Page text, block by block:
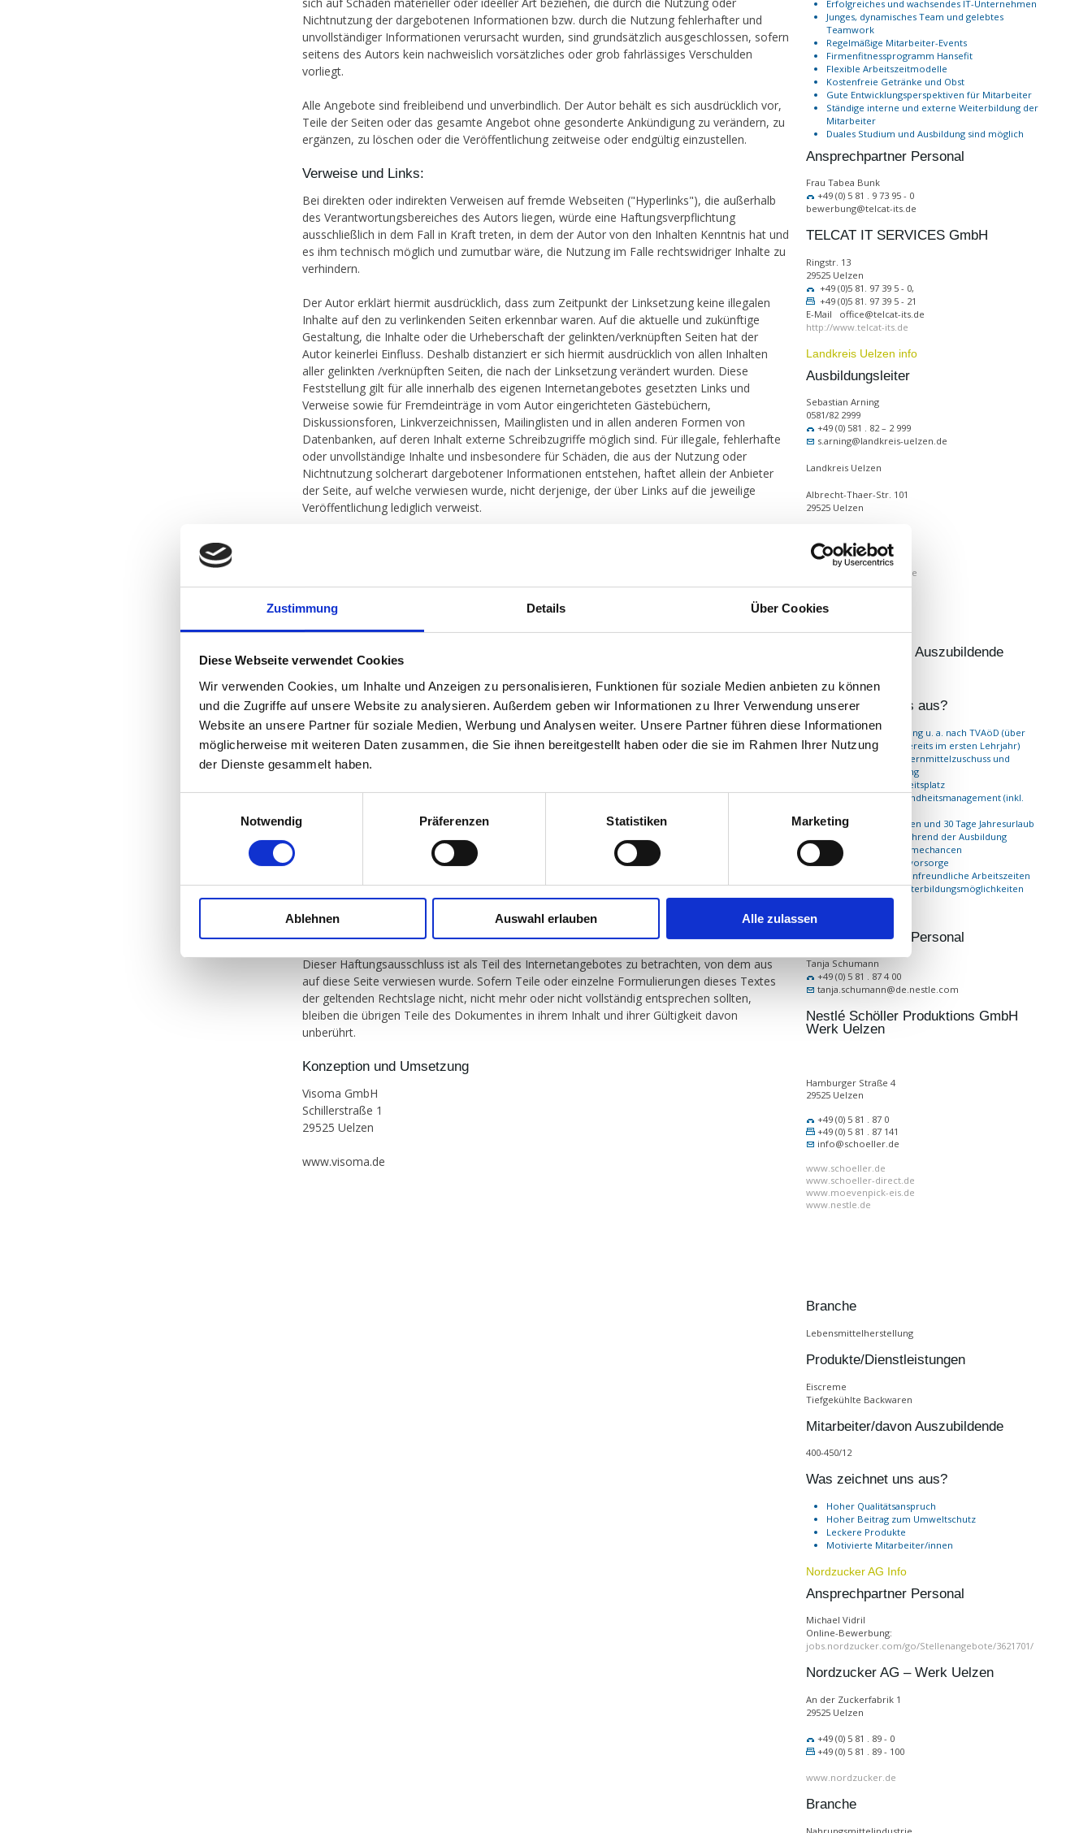
Zustimmung Details Über Cookies
Diese Webseite verwendet Cookies
Wir verwenden Cookies, um Inhalte und Anzeigen zu personalisieren, Funktionen für soziale Medien anbieten zu können
und die Zugriffe auf unsere Website zu analysieren. Außerdem geben wir Informationen zu Ihrer Verwendung unserer
Website an unsere Partner für soziale Medien, Werbung und Analysen weiter. Unsere Partner führen diese Informationen
möglicherweise mit weiteren Daten zusammen, die Sie ihnen bereitgestellt haben oder die sie im Rahmen Ihrer Nutzung
der Dienste gesammelt haben.
Notwendig
Präferenzen Statistiken Marketing
Ablehnen Auswahl erlauben Alle zulassen
Erfolgreiches und wachsendes IT-Unternehmen
Junges, dynamisches Team und gelebtes
Teamwork
Regelmäßige Mitarbeiter-Events
Firmenfitnessprogramm Hansefit
Flexible Arbeitszeitmodelle
Kostenfreie Getränke und Obst
Gute Entwicklungsperspektiven für Mitarbeiter
Ständige interne und externe Weiterbildung der
Mitarbeiter
Duales Studium und Ausbildung sind möglich
Ansprechpartner Personal
Frau Tabea Bunk
+49 (0) 5 81 . 9 73 95 - 0
bewerbung@telcat-its.de
TELCAT IT SERVICES GmbH
Ringstr. 13
29525 Uelzen
+49 (0)5 81. 97 39 5 - 0,
+49 (0)5 81. 97 39 5 - 21
E-Mail office@telcat-its.de
http://www.telcat-its.de
Landkreis Uelzen info
Ausbildungsleiter
Sebastian Arning
0581/82 2999
+49 (0) 581 . 82 – 2 999
s.arning@landkreis-uelzen.de
Landkreis Uelzen
Albrecht-Thaer-Str. 101
29525 Uelzen
+49 (0) 581 . 82 – 4 45
www.landkreis-uelzen.de
Mitarbeiter/davon Auszubildende
Was zeichnet uns aus?
Ausbildungsvergütung u. a. nach TVAöD (über
1.200,00 € Brutto bereits im ersten Lehrjahr)
Abschlussprämie, Lernmittelzuschuss und
Jahressonderzahlung
Krisensicherer Arbeitsplatz
Betriebliches Gesundheitsmanagement (inkl.
Flexible Arbeitszeiten und 30 Tage Jahresurlaub
Enge Betreuung während der Ausbildung
Sehr gute Übernahmechancen
Betriebliche Altersvorsorge
Flexible und familienfreundliche Arbeitszeiten
Gute Fort- und Weiterbildungsmöglichkeiten
Nestlé Schöller Info
Ansprechpartner Personal
Tanja Schumann
+49 (0) 5 81 . 87 4 00
tanja.schumann@de.nestle.com
Nestlé Schöller Produktions GmbH
Werk Uelzen
Hamburger Straße 4
29525 Uelzen
+49 (0) 5 81 . 87 0
+49 (0) 5 81 . 87 141
info@schoeller.de
www.schoeller.de
www.schoeller-direct.de
www.moevenpick-eis.de
www.nestle.de
Branche
Lebensmittelherstellung
Produkte/Dienstleistungen
Eiscreme
Tiefgekühlte Backwaren
Mitarbeiter/davon Auszubildende
400-450/12
Was zeichnet uns aus?
Hoher Qualitätsanspruch
Hoher Beitrag zum Umweltschutz
Leckere Produkte
Motivierte Mitarbeiter/innen
Nordzucker AG Info
Ansprechpartner Personal
Michael Vidril
Online-Bewerbung:
jobs.nordzucker.com/go/Stellenangebote/3621701/
Nordzucker AG – Werk Uelzen
An der Zuckerfabrik 1
29525 Uelzen
+49 (0) 5 81 . 89 - 0
+49 (0) 5 81 . 89 - 100
www.nordzucker.de
Branche
Nichtnutzung der dargebotenen Informationen bzw. durch die Nutzung fehlerhafter und
unvollständiger Informationen verursacht wurden, sind grundsätzlich ausgeschlossen, sofern
seitens des Autors kein nachweislich vorsätzliches oder grob fahrlässiges Verschulden
vorliegt.
Alle Angebote sind freibleibend und unverbindlich. Der Autor behält es sich ausdrücklich vor,
Teile der Seiten oder das gesamte Angebot ohne gesonderte Ankündigung zu verändern, zu
ergänzen, zu löschen oder die Veröffentlichung zeitweise oder endgültig einzustellen.
Verweise und Links:
Bei direkten oder indirekten Verweisen auf fremde Webseiten ("Hyperlinks"), die außerhalb
des Verantwortungsbereiches des Autors liegen, würde eine Haftungsverpflichtung
ausschließlich in dem Fall in Kraft treten, in dem der Autor von den Inhalten Kenntnis hat und
es ihm technisch möglich und zumutbar wäre, die Nutzung im Falle rechtswidriger Inhalte zu
verhindern.
Der Autor erklärt hiermit ausdrücklich, dass zum Zeitpunkt der Linksetzung keine illegalen
Inhalte auf den zu verlinkenden Seiten erkennbar waren. Auf die aktuelle und zukünftige
Gestaltung, die Inhalte oder die Urheberschaft der gelinkten/verknüpften Seiten hat der
Autor keinerlei Einfluss. Deshalb distanziert er sich hiermit ausdrücklich von allen Inhalten
aller gelinkten /verknüpften Seiten, die nach der Linksetzung verändert wurden. Diese
Feststellung gilt für alle innerhalb des eigenen Internetangebotes gesetzten Links und
Verweise sowie für Fremdeinträge in vom Autor eingerichteten Gästebüchern,
Diskussionsforen, Linkverzeichnissen, Mailinglisten und in allen anderen Formen von
Datenbanken, auf deren Inhalt externe Schreibzugriffe möglich sind. Für illegale, fehlerhafte
oder unvollständige Inhalte und insbesondere für Schäden, die aus der Nutzung oder
Nichtnutzung solcherart dargebotener Informationen entstehen, haftet allein der Anbieter
der Seite, auf welche verwiesen wurde, nicht derjenige, der über Links auf die jeweilige
Veröffentlichung lediglich verweist.
Tondokumente, Videosequenzen und Texte zu beachten, von ihm selbst erstellte Grafiken,
Tondokumente, Videosequenzen und Texte zu nutzen oder auf lizenzfreie Grafiken,
Tondokumente, Videosequenzen und Texte zurückzugreifen.
Alle innerhalb des Internetangebotes genannten und ggf. durch Dritte geschützten Marken-
Kennzeichenrechts und den Besitzrechten der jeweiligen eingetragenen Eigentümer. Allein
aufgrund der bloßen Nennung ist nicht der Schluss zu ziehen, dass Markenzeichen nicht
durch Rechte Dritter geschützt sind!
Das Copyright für veröffentlichte, vom Autor selbst erstellte Objekte bleibt allein beim Autor
der Seiten. Eine Vervielfältigung oder Verwendung solcher Grafiken, Tondokumente,
Videosequenzen und Texte in anderen elektronischen oder gedruckten Publikationen ist
Bildnachweis/Quelle: www.IStockphoto.com
informationen zu Datenschutz finden siehier.
Rechtswirksamkeit dieses Haftungsausschlusses:
Dieser Haftungsausschluss ist als Teil des Internetangebotes zu betrachten, von dem aus
auf diese Seite verwiesen wurde. Sofern Teile oder einzelne Formulierungen dieses Textes
der geltenden Rechtslage nicht, nicht mehr oder nicht vollständig entsprechen sollten,
bleiben die übrigen Teile des Dokumentes in ihrem Inhalt und ihrer Gültigkeit davon
unberührt.
Konzeption und Umsetzung
Visoma GmbH
Schillerstraße 1
29525 Uelzen
www.visoma.de